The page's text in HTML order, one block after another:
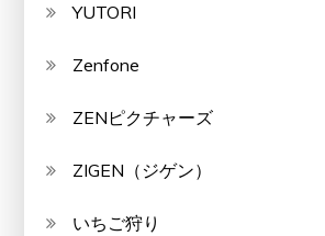
YUTORI
Zenfone
ZENピクチャーズ
ZIGEN（ジゲン）
いちご狩り